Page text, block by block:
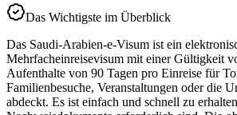
Das Wichtigste im Überblick
Das Saudi-Arabien-e-Visum ist ein
Mehrfacheinreisevisum mit einer Gültigkeit
Aufenthalte von 90 Tagen pro Einreise für
Familienbesuche, Veranstaltungen oder die
abdeckt. Es ist einfach und schnell zu